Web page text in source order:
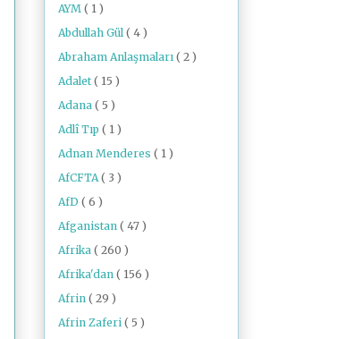
AYM ( 1 )
Abdullah Gül ( 4 )
Abraham Anlaşmaları ( 2 )
Adalet ( 15 )
Adana ( 5 )
Adlî Tıp ( 1 )
Adnan Menderes ( 1 )
AfCFTA ( 3 )
AfD ( 6 )
Afganistan ( 47 )
Afrika ( 260 )
Afrika'dan ( 156 )
Afrin ( 29 )
Afrin Zaferi ( 5 )